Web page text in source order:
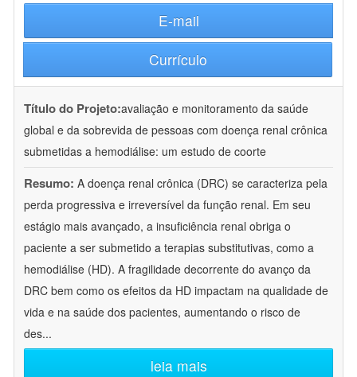
E-mail
Currículo
Título do Projeto:avaliação e monitoramento da saúde
global e da sobrevida de pessoas com doença renal crônica
submetidas a hemodiálise: um estudo de coorte
Resumo: A doença renal crônica (DRC) se caracteriza pela
perda progressiva e irreversível da função renal. Em seu
estágio mais avançado, a insuficiência renal obriga o
paciente a ser submetido a terapias substitutivas, como a
hemodiálise (HD). A fragilidade decorrente do avanço da
DRC bem como os efeitos da HD impactam na qualidade de
vida e na saúde dos pacientes, aumentando o risco de
des...
leia mais